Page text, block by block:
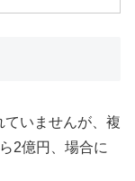
ていませんが、複
2億円、場合に